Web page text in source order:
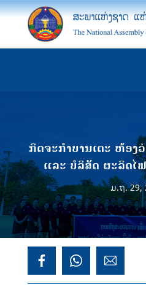
ກິດຈະກຳບານເຕະ ຫ້ອງ
ແລະ ບໍລິສັດ ຜະລິດໄ
ມ.ຖ. 29,